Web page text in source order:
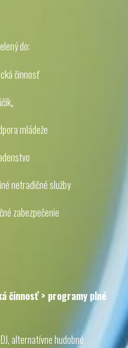
do:
činnosť
mládeže
netradičné služby
zabezpečenie
činnosť > programy plné
alternatívne hudobné